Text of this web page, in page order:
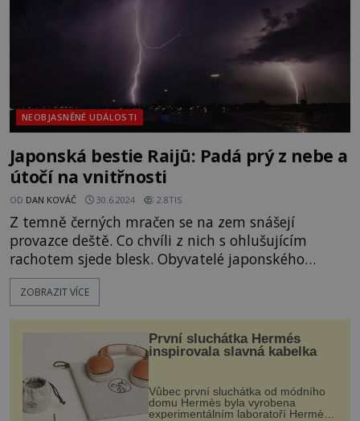
NEOBJASNĚNÉ UDÁLOSTI
Japonská bestie Raijū: Padá prý z nebe a
útočí na vnitřnosti
OD DAN KOVÁČ 30.6.2024 2.8TIS
Z temně černých mračen se na zem snášejí
provazce deště. Co chvíli z nich s ohlušujícím
rachotem sjede blesk. Obyvatelé japonského
ostrova Honšú jsou nebývale ostražití. Nejen kvůli
bouřce, ale i kvůli děsivé šelmě zvané Raijū. Ta
právě v takovýto nečas. A co hůř, útočí na lidi.
ZOBRAZIT VÍCE
První sluchátka Hermés
inspirovala slavná kabelka
Vůbec první sluchátka od módního
domu Hermès byla vyrobena
experimentálním laboratoří Hermès